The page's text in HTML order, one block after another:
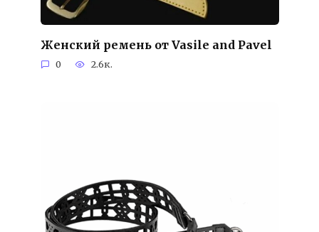
Женский ремень от Vasile and Pavel
0 2.6к.